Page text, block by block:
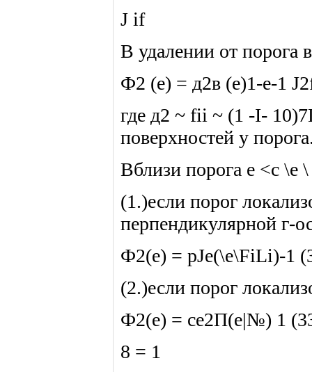
J if
В удалении от порога
Ф2 (е) = д2в (е)1-е-1
где д2 ~ fii ~ (1 -I-
поверхностей у
Вблизи порога е <с \е
(1.)если порог
перпендикулярной г-
Ф2(е) = pJe(\e\FiLi)-1
(2.)если порог
Ф2(е) = се2П(е|№) 1
8 = 1